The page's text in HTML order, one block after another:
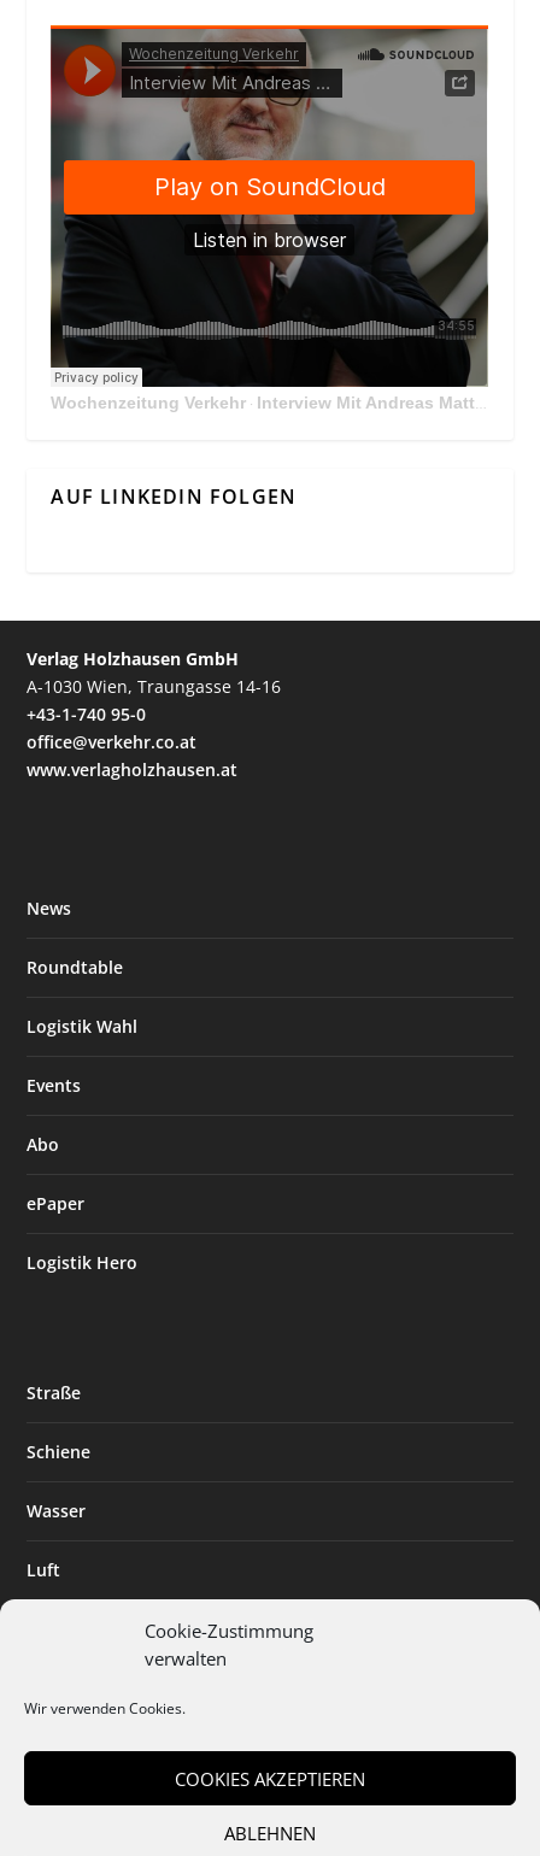
Cookie-Zustimmung
verwalten
Wir verwenden Cookies.
COOKIES AKZEPTIEREN
ABLEHNEN
Wochenzeitung Verkehr · Interview Mit Andreas Matthä, CEO der ÖBB Holding
AUF LINKEDIN FOLGEN
Verlag Holzhausen GmbH
A-1030 Wien, Traungasse 14-16
+43-1-740 95-0
office@verkehr.co.at
www.verlagholzhausen.at
News
Roundtable
Logistik Wahl
Events
Abo
ePaper
Logistik Hero
Straße
Schiene
Wasser
Luft
Digitalisierung